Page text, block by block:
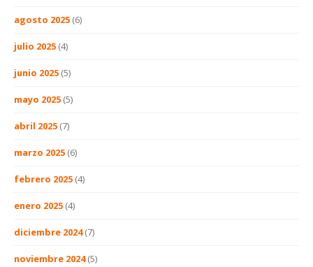
agosto 2025 (6)
julio 2025 (4)
junio 2025 (5)
mayo 2025 (5)
abril 2025 (7)
marzo 2025 (6)
febrero 2025 (4)
enero 2025 (4)
diciembre 2024(7)
noviembre 2024(5)